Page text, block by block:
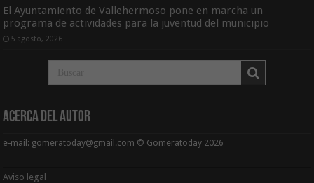
El Ayuntamiento de Vallehermoso pone en marcha un
programa de actividades para la juventud del municipio
5 agosto, 2026
Acerca del Autor
e-mail: gomeratoday@gmail.com © Gomeratoday 2026
Aviso legal